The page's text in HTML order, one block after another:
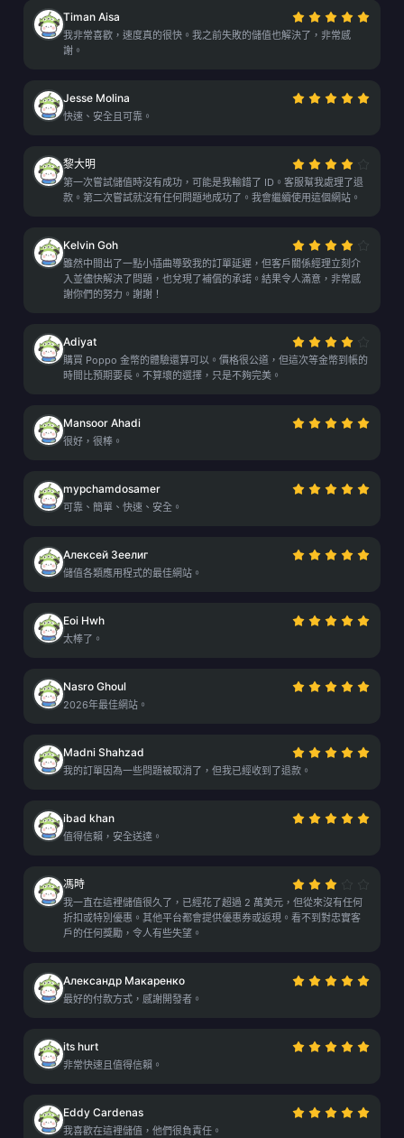
Timan Aisa
我非常喜歡，速度真的很快。我之前失敗的儲值也解決了，非常感
謝。
Jesse Molina
快速、安全且可靠。
黎大明
第一次嘗試儲值時沒有成功，可能是我輸錯了 ID。客服幫我處理了退
款。第二次嘗試就沒有任何問題地成功了。我會繼續使用這個網站。
Kelvin Goh
雖然中間出了一點小插曲導致我的訂單延遲，但客戶關係經理立刻介
入並儘快解決了問題，也兌現了補償的承諾。結果令人滿意，非常感
謝你們的努力。謝謝！
Adiyat
購買 Poppo 金幣的體驗還算可以。價格很公道，但這次等金幣到帳的
時間比預期要長。不算壞的選擇，只是不夠完美。
Mansoor Ahadi
很好，很棒。
mypchamdosamer
可靠、簡單、快速、安全。
Алексей Зеелиг
儲值各類應用程式的最佳網站。
Eoi Hwh
太棒了。
Nasro Ghoul
2026年最佳網站。
Madni Shahzad
我的訂單因為一些問題被取消了，但我已經收到了退款。
ibad khan
值得信賴，安全送達。
馮時
我一直在這裡儲值很久了，已經花了超過 2 萬美元，但從來沒有任何
折扣或特別優惠。其他平台都會提供優惠券或返現。看不到對忠實客
戶的任何獎勵，令人有些失望。
Александр Макаренко
最好的付款方式，感謝開發者。
its hurt
非常快速且值得信賴。
Eddy Cardenas
我喜歡在這裡儲值，他們很負責任。